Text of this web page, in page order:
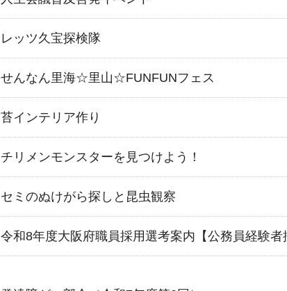
レッツ久宝探検隊
せんなん里海☆里山☆FUNFUNフェス
苔インテリア作り
チリメンモンスターを見つけよう！
セミのぬけがら探しと昆虫観察
令和8年度大阪府職員採用選考案内【公務員経験者